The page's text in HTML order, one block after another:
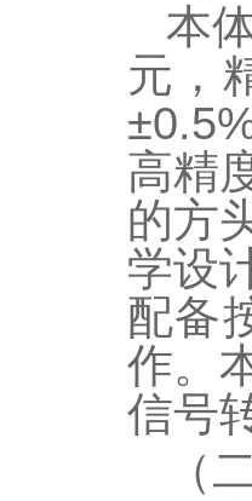
本
元，
高精
的方
学设
配备
作。
信号
（